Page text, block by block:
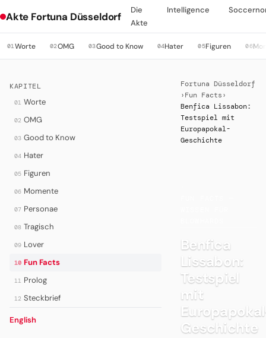
Akte Fortuna Düsseldorf
Die
Akte
Intelligence
01Worte 02OMG 03Good to Know 04Hater 05Figuren 06
KAPITEL
01 Worte
02 OMG
03 Good to Know
04 Hater
05 Figuren
06 Momente
07 Personae
08 Tragisch
09 Lover
10 Fun Facts
11 Prolog
12 Steckbrief
English
Fortuna Düsseldorf
› Fun Facts ›
Benfica Lissabon:
Testspiel mit
Europapokal-
Geschichte
Benfica
Lissabon:
Testspiel
mit
Geschichte